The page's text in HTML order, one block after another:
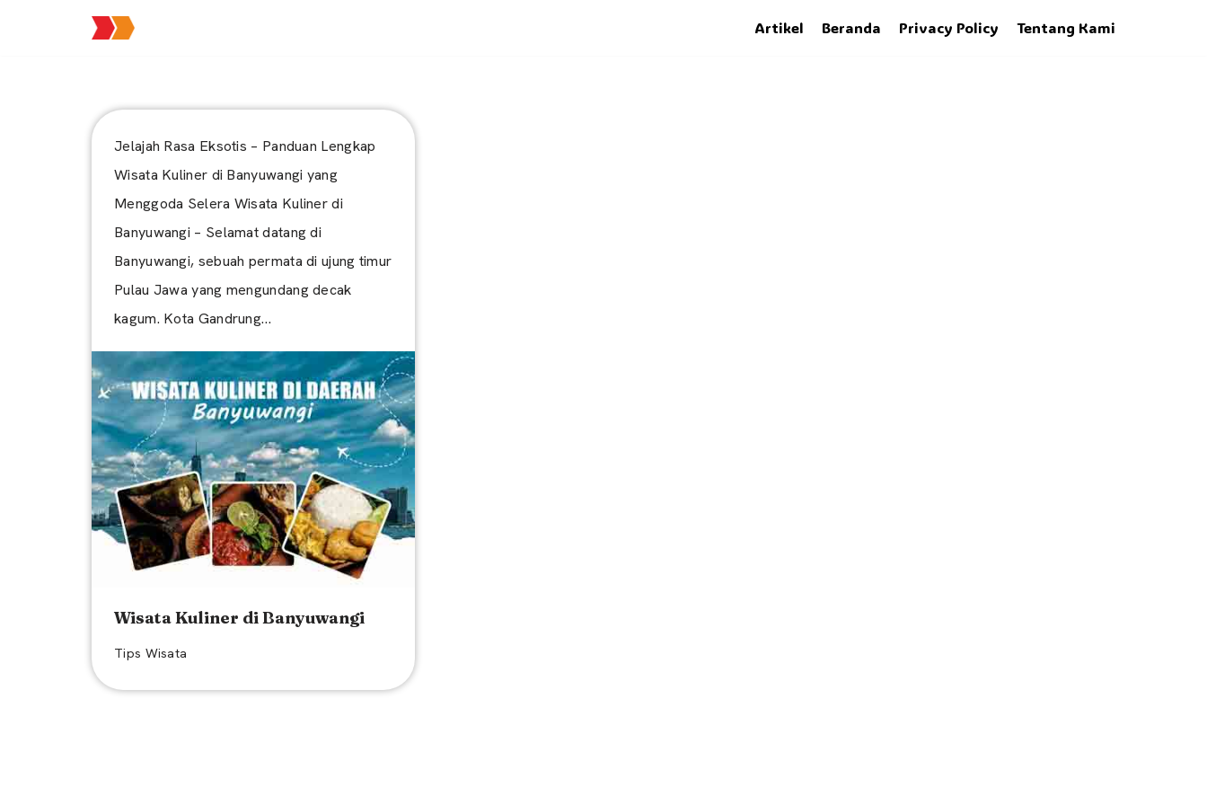
Artikel Beranda Privacy Policy Tentang Kami
Jelajah Rasa Eksotis – Panduan Lengkap
Wisata Kuliner di Banyuwangi yang
Menggoda Selera Wisata Kuliner di
Banyuwangi – Selamat datang di
Banyuwangi, sebuah permata di ujung timur
Pulau Jawa yang mengundang decak
kagum. Kota Gandrung…
Wisata Kuliner di Banyuwangi
Tips Wisata